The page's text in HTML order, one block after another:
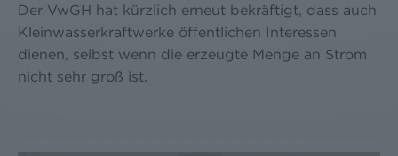
Der VwGH hat kürzlich erneut bekräftigt, dass auch
Kleinwasserkraftwerke öffentlichen Interessen
dienen, selbst wenn die erzeugte Menge an Strom
nicht sehr groß ist.